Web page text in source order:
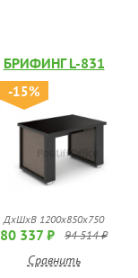
БРИФИНГ L-831
-15%
ДхШхВ 1200х850х750
80 337 ₽ 94 514 ₽
Сравнить